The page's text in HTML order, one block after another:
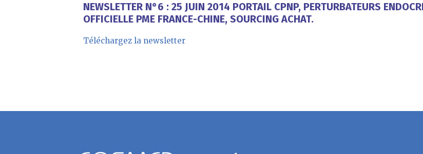
NEWSLETTER N°6 : 25 JUIN 2014 PORTAIL CPNP, PERTURBATEURS
OFFICIELLE PME FRANCE-CHINE, SOURCING ACHAT.
Téléchargez la newsletter